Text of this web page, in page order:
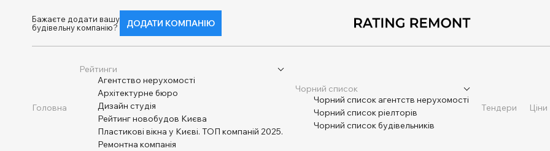
Бажаєте додати вашу
будівельну компанію?
ДОДАТИ КОМПАНІЮ
Головна
Рейтинги
Агентство нерухомості
Архітектурне бюро
Дизайн студія
Рейтинг новобудов Києва
Пластикові вікна у Києві. ТОП компаній 2025.
Ремонтна компанія
Чорний список
Чорний список агентств нерухомості
Чорний список ріелторів
Чорний список будівельників
Тендери Ціни